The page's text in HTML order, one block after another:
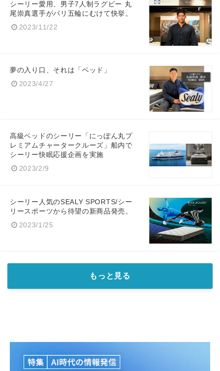
シーリー愛用、男子7人制ラグビー 丸
尾崇真選手がパリ五輪にむけて快挙。
2023/11/22
夢の入り口、それは「ベッド」
2023/4/27
高級ベッドのシーリー「にっぽん丸プ
レミアムチャータークルーズ」船内で
シーリー快眠応援企画を実施
2023/2/9
シーリー人気のSEALY SPORTS/シー
リースポーツから待望の新商品発売。
2023/1/25
もっと見る
Japanese